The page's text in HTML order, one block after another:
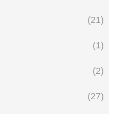
(21)
(1)
(2)
(27)